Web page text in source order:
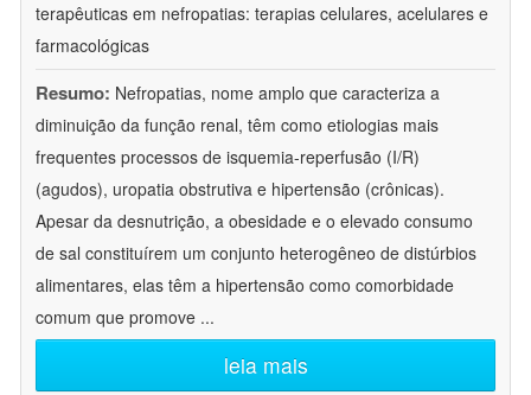
terapêuticas em nefropatias: terapias celulares, acelulares e
farmacológicas
Resumo: Nefropatias, nome amplo que caracteriza a
diminuição da função renal, têm como etiologias mais
frequentes processos de isquemia-reperfusão (I/R)
(agudos), uropatia obstrutiva e hipertensão (crônicas).
Apesar da desnutrição, a obesidade e o elevado consumo
de sal constituírem um conjunto heterogêneo de distúrbios
alimentares, elas têm a hipertensão como comorbidade
comum que promove ...
leia mais